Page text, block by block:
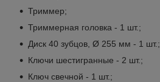
Триммер;
Триммерная головка - 1 шт.;
Диск 40 зубцов, Ø 255 мм - 1 шт.;
Ключи шестигранные - 2 шт.;
Ключ свечной - 1 шт.;